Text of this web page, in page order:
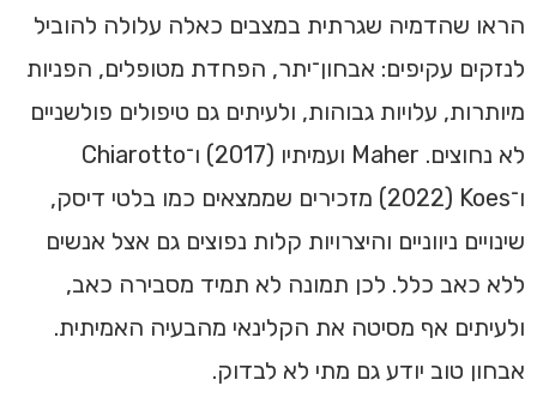
הראו שהדמיה שגרתית במצבים כאלה עלולה להוביל
לנזקים עקיפים: אבחון־יתר, הפחדת מטופלים, הפניות
מיותרות, עלויות גבוהות, ולעיתים גם טיפולים פולשניים
לא נחוצים. Maher ועמיתיו (2017) ו־Chiarotto
ו־Koes ‏(2022) מזכירים שממצאים כמו בלטי דיסק,
שינויים ניווניים והיצרויות קלות נפוצים גם אצל אנשים
ללא כאב כלל. לכן תמונה לא תמיד מסבירה כאב,
ולעיתים אף מסיטה את הקלינאי מהבעיה האמיתית.
אבחון טוב יודע גם מתי לא לבדוק.